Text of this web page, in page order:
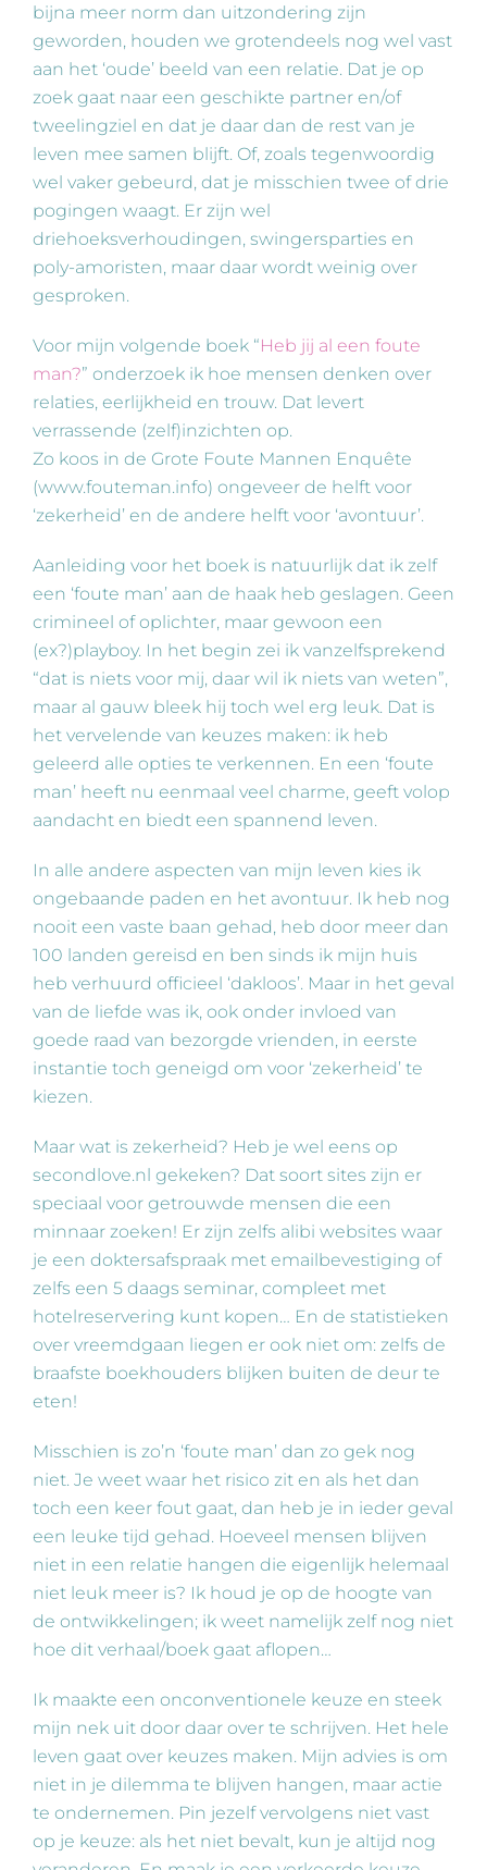
bijna meer norm dan uitzondering zijn
geworden, houden we grotendeels nog wel vast
aan het ‘oude’ beeld van een relatie. Dat je op
zoek gaat naar een geschikte partner en/of
tweelingziel en dat je daar dan de rest van je
leven mee samen blijft. Of, zoals tegenwoordig
wel vaker gebeurd, dat je misschien twee of drie
pogingen waagt. Er zijn wel
driehoeksverhoudingen, swingersparties en
poly-amoristen, maar daar wordt weinig over
gesproken.
Voor mijn volgende boek “Heb jij al een foute
man?” onderzoek ik hoe mensen denken over
relaties, eerlijkheid en trouw. Dat levert
verrassende (zelf)inzichten op.
Zo koos in de Grote Foute Mannen Enquête
(www.fouteman.info) ongeveer de helft voor
‘zekerheid’ en de andere helft voor ‘avontuur’.
Aanleiding voor het boek is natuurlijk dat ik zelf
een ‘foute man’ aan de haak heb geslagen. Geen
crimineel of oplichter, maar gewoon een
(ex?)playboy. In het begin zei ik vanzelfsprekend
“dat is niets voor mij, daar wil ik niets van weten”,
maar al gauw bleek hij toch wel erg leuk. Dat is
het vervelende van keuzes maken: ik heb
geleerd alle opties te verkennen. En een ‘foute
man’ heeft nu eenmaal veel charme, geeft volop
aandacht en biedt een spannend leven.
In alle andere aspecten van mijn leven kies ik
ongebaande paden en het avontuur. Ik heb nog
nooit een vaste baan gehad, heb door meer dan
100 landen gereisd en ben sinds ik mijn huis
heb verhuurd officieel ‘dakloos’. Maar in het geval
van de liefde was ik, ook onder invloed van
goede raad van bezorgde vrienden, in eerste
instantie toch geneigd om voor ‘zekerheid’ te
kiezen.
Maar wat is zekerheid? Heb je wel eens op
secondlove.nl gekeken? Dat soort sites zijn er
speciaal voor getrouwde mensen die een
minnaar zoeken! Er zijn zelfs alibi websites waar
je een doktersafspraak met emailbevestiging of
zelfs een 5 daags seminar, compleet met
hotelreservering kunt kopen… En de statistieken
over vreemdgaan liegen er ook niet om: zelfs de
braafste boekhouders blijken buiten de deur te
eten!
Misschien is zo’n ‘foute man’ dan zo gek nog
niet. Je weet waar het risico zit en als het dan
toch een keer fout gaat, dan heb je in ieder geval
een leuke tijd gehad. Hoeveel mensen blijven
niet in een relatie hangen die eigenlijk helemaal
niet leuk meer is? Ik houd je op de hoogte van
de ontwikkelingen; ik weet namelijk zelf nog niet
hoe dit verhaal/boek gaat aflopen…
Ik maakte een onconventionele keuze en steek
mijn nek uit door daar over te schrijven. Het hele
leven gaat over keuzes maken. Mijn advies is om
niet in je dilemma te blijven hangen, maar actie
te ondernemen. Pin jezelf vervolgens niet vast
op je keuze: als het niet bevalt, kun je altijd nog